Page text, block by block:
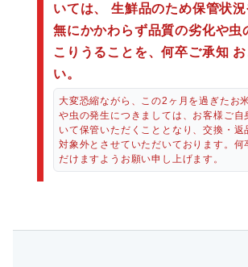
いては、 生鮮品のため保管状
無にかかわらず品質の劣化や虫
こりうることを、何卒ご承知
い。
大変恐縮ながら、この2ヶ月を過ぎたお
や虫の発生につきましては、お客様ご自
いて保管いただくこととなり、交換・返
対象外とさせていただいております。何
だけますようお願い申し上げます。